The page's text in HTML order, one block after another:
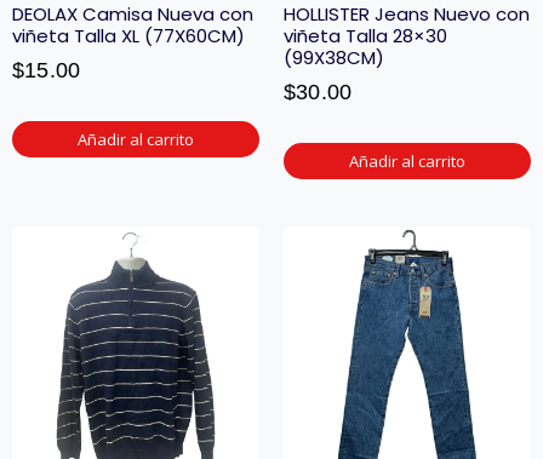
DEOLAX Camisa Nueva con
viñeta Talla XL (77X60CM)
$15.00
Añadir al carrito
HOLLISTER Jeans Nuevo con
viñeta Talla 28×30
(99X38CM)
$30.00
Añadir al carrito